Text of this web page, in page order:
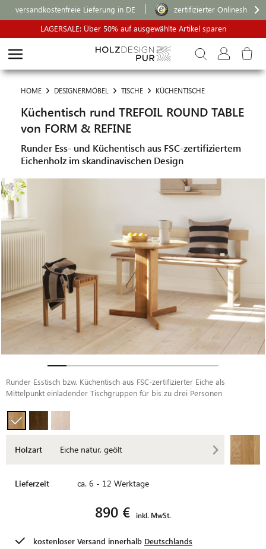
versandkostenfreie Lieferung in DE
zertifizierter Onlineshop
LAGERSALE: Über 50% auf ausgewählte Artikel sparen
HOME DESIGNERMÖBEL TISCHE KÜCHENTISCHE
Küchentisch rund TREFOIL ROUND TABLE
von FORM & REFINE
Runder Ess- und Küchentisch aus FSC-zertifiziertem
Eichenholz im skandinavischen Design
Runder Esstisch bzw. Küchentisch aus FSC-zertifizierter Eiche als
Mittelpunkt einladender Tischgruppen für bis zu drei Personen
Holzart Eiche natur, geölt
Lieferzeit ca. 6 - 12 Werktage
890 € inkl. MwSt.
kostenloser Versand innerhalb Deutschlands